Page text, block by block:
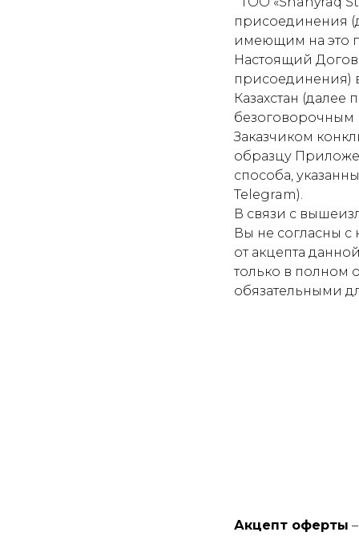
присоединения
имеющим на это
Настоящий
присоединения)
Казахстан
безоговорочным
Заказчиком
образцу
способа,
Telegram).
В связи с
Вы не согласны с
от акцепта
только в полном
обязательными
Акцепт оферты